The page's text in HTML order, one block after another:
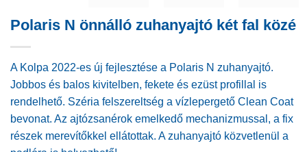
Polaris N önnálló zuhanyajtó két fal közé
A Kolpa 2022-es új fejlesztése a Polaris N zuhanyajtó.
Jobbos és balos kivitelben, fekete és ezüst profillal is
rendelhető. Széria felszereltség a vízlepergető Clean Coat
bevonat. Az ajtózsanérok emelkedő mechanizmussal, a fix
részek merevítőkkel ellátottak. A zuhanyajtó közvetlenül a